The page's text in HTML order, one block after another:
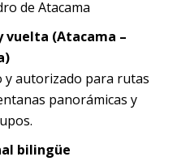
de Atacama
(Atacama –
autorizado para rutas
panorámicas y
bilingüe